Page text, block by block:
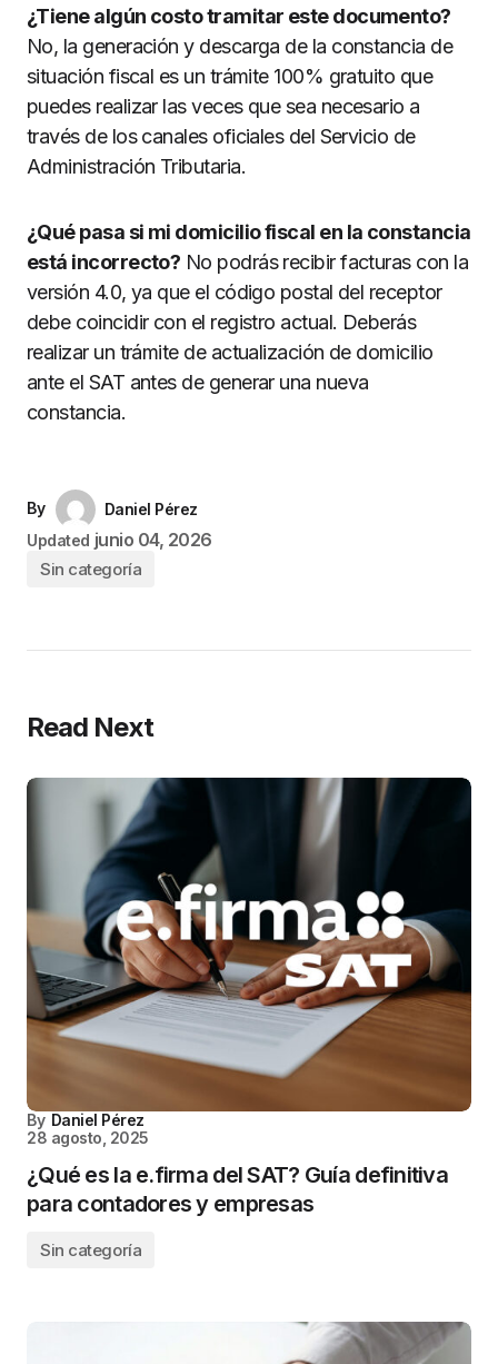
¿Tiene algún costo tramitar este documento?
No, la generación y descarga de la constancia de
situación fiscal es un trámite 100% gratuito que
puedes realizar las veces que sea necesario a
través de los canales oficiales del Servicio de
Administración Tributaria.
¿Qué pasa si mi domicilio fiscal en la constancia
está incorrecto? No podrás recibir facturas con la
versión 4.0, ya que el código postal del receptor
debe coincidir con el registro actual. Deberás
realizar un trámite de actualización de domicilio
ante el SAT antes de generar una nueva
constancia.
By
Daniel Pérez
Updated junio 04, 2026
Sin categoría
Read Next
By Daniel Pérez
28 agosto, 2025
¿Qué es la e.firma del SAT? Guía definitiva
para contadores y empresas
Sin categoría